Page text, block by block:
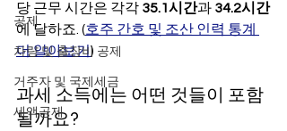
공제
차량 및 출장비 공제
거주자 및 국제세금
세액공제
당 근무 시간은 각각 35.1시간과 34.2시간
에 달하죠. (호주 간호 및 조산 인력 통계
더 알아보기)
과세 소득에는 어떤 것들이 포함
될까요?